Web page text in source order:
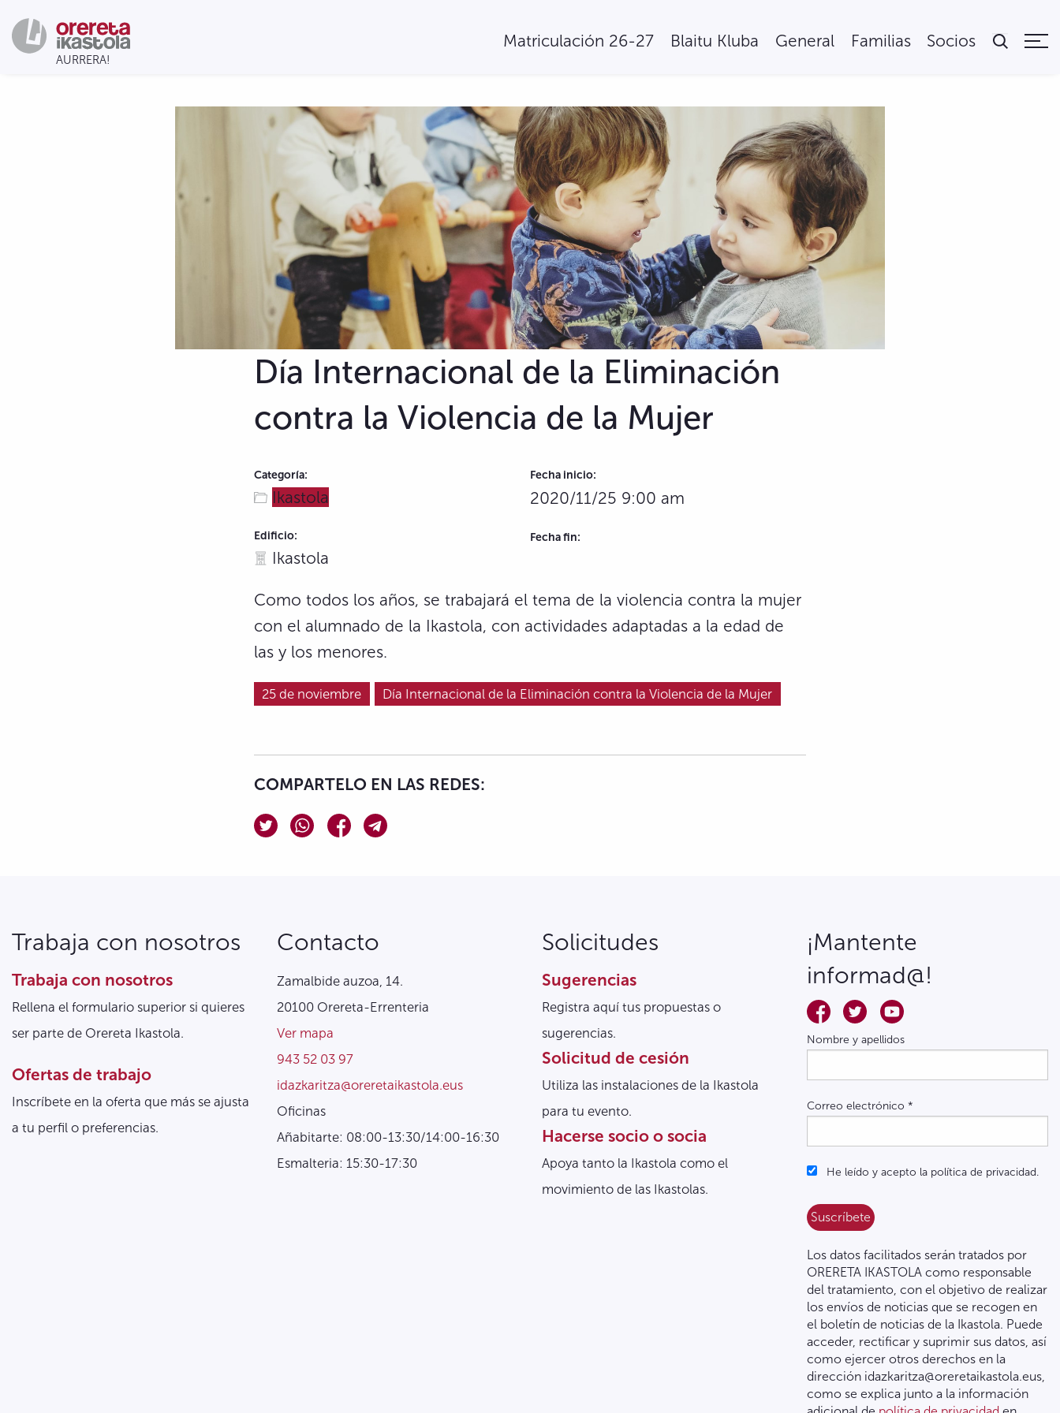
Matriculación 26-27 Blaitu Kluba General Familias Socios
Día Internacional de la Eliminación
contra la Violencia de la Mujer
Categoría:
Ikastola
Edificio:
Ikastola
Fecha inicio:
2020/11/25 9:00 am
Fecha fin:
Como todos los años, se trabajará el tema de la violencia contra la mujer
con el alumnado de la Ikastola, con actividades adaptadas a la edad de
las y los menores.
25 de noviembre Día Internacional de la Eliminación contra la Violencia de la Mujer
COMPARTELO EN LAS REDES:
Trabaja con nosotros
Trabaja con nosotros
Rellena el formulario superior si quieres
ser parte de Orereta Ikastola.
Ofertas de trabajo
Inscríbete en la oferta que más se ajusta
a tu perfil o preferencias.
Contacto
Zamalbide auzoa, 14.
20100 Orereta-Errenteria
Ver mapa
943 52 03 97
idazkaritza@oreretaikastola.eus
Oficinas
Añabitarte: 08:00-13:30/14:00-16:30
Esmalteria: 15:30-17:30
Solicitudes
Sugerencias
Registra aquí tus propuestas o
sugerencias.
Solicitud de cesión
Utiliza las instalaciones de la Ikastola
para tu evento.
Hacerse socio o socia
Apoya tanto la Ikastola como el
movimiento de las Ikastolas.
¡Mantente
informad@!
Nombre y apellidos
Correo electrónico *
He leído y acepto la política de privacidad.
Los datos facilitados serán tratados por
ORERETA IKASTOLA como responsable
del tratamiento, con el objetivo de realizar
los envíos de noticias que se recogen en
el boletín de noticias de la Ikastola. Puede
acceder, rectificar y suprimir sus datos, así
como ejercer otros derechos en la
dirección idazkaritza@oreretaikastola.eus,
como se explica junto a la información